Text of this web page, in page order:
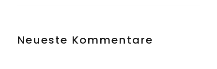
Neueste Kommentare